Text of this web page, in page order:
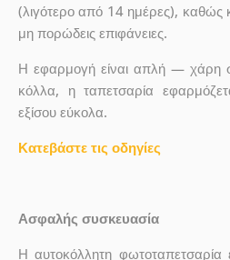
(λιγότερο από 14 ημέρες), καθώς
μη πορώδεις επιφάνειες.
Η εφαρμογή είναι απλή — χάρη
κόλλα, η ταπετσαρία
εξίσου εύκολα.
Κατεβάστε τις οδηγίες
Ασφαλής συσκευασία
Η αυτοκόλλητη φωτοταπετσαρία